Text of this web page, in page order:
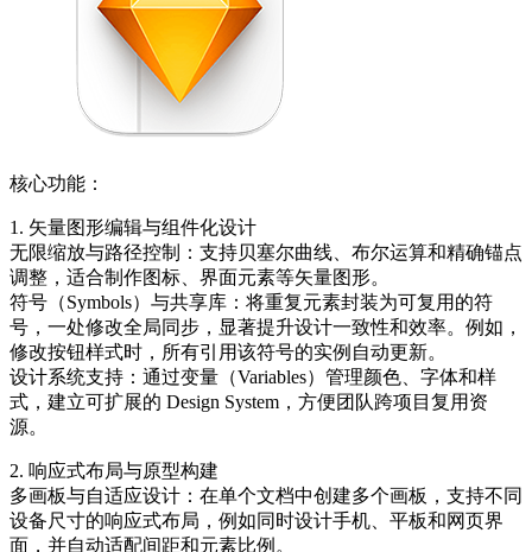
核心功能：
1. 矢量图形编辑与组件化设计
无限缩放与路径控制：支持贝塞尔曲线、布尔运算和精确锚点
调整，适合制作图标、界面元素等矢量图形。
符号（Symbols）与共享库：将重复元素封装为可复用的符
号，一处修改全局同步，显著提升设计一致性和效率。例如，
修改按钮样式时，所有引用该符号的实例自动更新。
设计系统支持：通过变量（Variables）管理颜色、字体和样
式，建立可扩展的 Design System，方便团队跨项目复用资
源。
2. 响应式布局与原型构建
多画板与自适应设计：在单个文档中创建多个画板，支持不同
设备尺寸的响应式布局，例如同时设计手机、平板和网页界
面，并自动适配间距和元素比例。